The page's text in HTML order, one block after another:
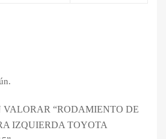
VALORAR “RODAMIENTO DE
IZQUIERDA TOYOTA